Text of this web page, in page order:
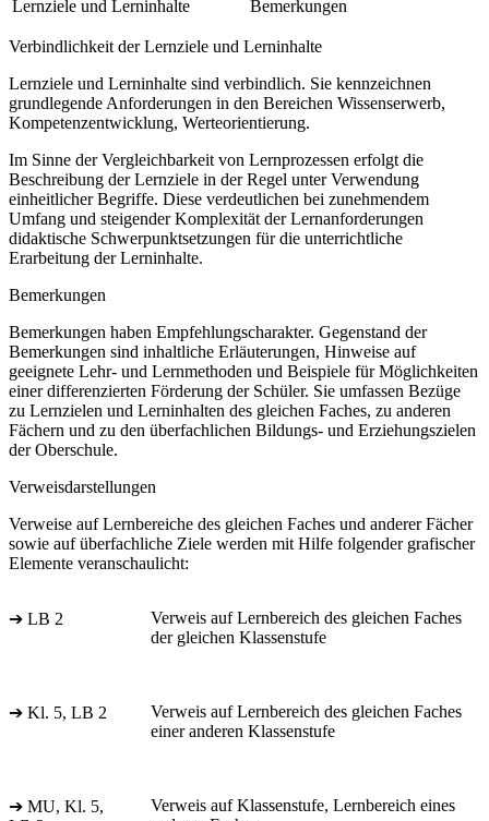
Lernziele und Lerninhalte Bemerkungen
Verbindlichkeit der Lernziele und Lerninhalte
Lernziele und Lerninhalte sind verbindlich. Sie kennzeichnen
grundlegende Anforderungen in den Bereichen Wissenserwerb,
Kompetenzentwicklung, Werteorientierung.
Im Sinne der Vergleichbarkeit von Lernprozessen erfolgt die
Beschreibung der Lernziele in der Regel unter Verwendung
einheitlicher Begriffe. Diese verdeutlichen bei zunehmendem
Umfang und steigender Komplexität der Lernanforderungen
didaktische Schwerpunktsetzungen für die unterrichtliche
Erarbeitung der Lerninhalte.
Bemerkungen
Bemerkungen haben Empfehlungscharakter. Gegenstand der
Bemerkungen sind inhaltliche Erläuterungen, Hinweise auf
geeignete Lehr- und Lernmethoden und Beispiele für Möglichkeiten
einer differenzierten Förderung der Schüler. Sie umfassen Bezüge
zu Lernzielen und Lerninhalten des gleichen Faches, zu anderen
Fächern und zu den überfachlichen Bildungs- und Erziehungszielen
der Oberschule.
Verweisdarstellungen
Verweise auf Lernbereiche des gleichen Faches und anderer Fächer
sowie auf überfachliche Ziele werden mit Hilfe folgender grafischer
Elemente veranschaulicht:
➔ LB 2
Verweis auf Lernbereich des gleichen Faches
der gleichen Klassenstufe
➔ Kl. 5, LB 2
Verweis auf Lernbereich des gleichen Faches
einer anderen Klassenstufe
➔ MU, Kl. 5,
Verweis auf Klassenstufe, Lernbereich eines